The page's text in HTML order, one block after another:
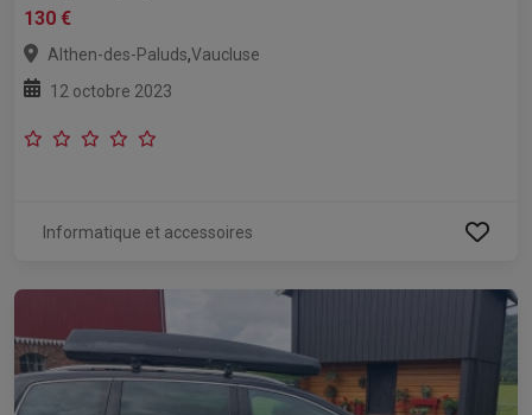
130 €
Althen-des-Paluds,Vaucluse
12 octobre 2023
Informatique et accessoires